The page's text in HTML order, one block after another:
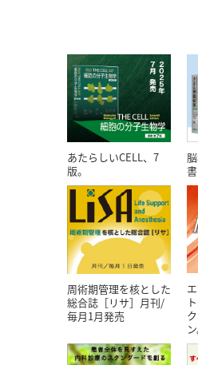
あたらしいCELL、7
版。
書
周術期管理を核とした
総合誌［リサ］月刊/
毎月1月発売